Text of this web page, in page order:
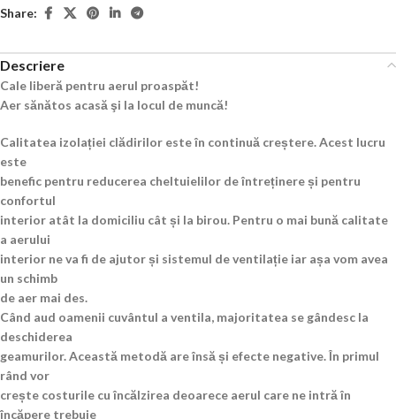
Share:
Descriere
Cale liberă pentru aerul proaspăt!
Aer sănătos acasă şi la locul de muncă!
Calitatea izolației clădirilor este în continuă creștere. Acest lucru
este
benefic pentru reducerea cheltuielilor de întreținere și pentru
confortul
interior atât la domiciliu cât și la birou. Pentru o mai bună calitate
a aerului
interior ne va fi de ajutor și sistemul de ventilație iar așa vom avea
un schimb
de aer mai des.
Când aud oamenii cuvântul a ventila, majoritatea se gândesc la
deschiderea
geamurilor. Această metodă are însă și efecte negative. În primul
rând vor
crește costurile cu încălzirea deoarece aerul care ne intră în
încăpere trebuie